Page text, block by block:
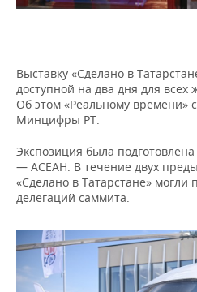
ОТКРЫТАЯ ЛЕКЦИЯ
БАСКЕТБОЛ
ВОЛЕЙБОЛ
КИБЕРСПОРТ
ФИГУРНОЕ КАТАНИЕ
ВОДНЫЕ ВИДЫ СПОРТА
ХОККЕЙ С МЯЧОМ
ИНФРАСТРУКТУРА
ИСТОРИЯ
КУЛЬТУРА
МЕДИЦИНА
ОБРАЗОВАНИЕ
ПРОИСШЕСТВИЯ
СПРАВОЧНИК
СПИСОК ПЕРСОН
СПИСОК КОМПАНИЙ
Выставку «Сделано в
доступной на два дня для всех
Об этом «Реальному времени»
Минцифры РТ.
Экспозиция была
— АСЕАН. В течение двух
«Сделано в Татарстане» могли
делегаций саммита.